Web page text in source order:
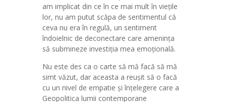
am implicat din ce în ce mai mult în viețile
lor, nu am putut scăpa de sentimentul că
ceva nu era în regulă, un sentiment
îndoielnic de deconectare care amenința
să submineze investiția mea emoțională.
Nu este des ca o carte să mă facă să mă
simt văzut, dar aceasta a reușit să o facă
cu un nivel de empatie și înțelegere care a
Geopolitica lumii contemporane